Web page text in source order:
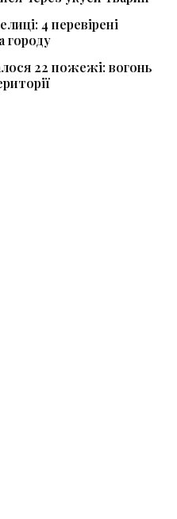
4 перевірені
городу
22 пожежі: вогонь